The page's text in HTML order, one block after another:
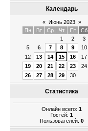
Календарь
« Июнь 2023 »
Пн
Вт Ср Чт Пт Сб
1
2 3
5
6 7 8 9 10
12
13 14 15 16 17
19
20 21 22 23 24
26
27 28 29 30
Статистика
Онлайн всего: 1
Гостей: 1
Пользователей: 0